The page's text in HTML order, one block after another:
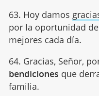
63. Hoy damos
por la oportunidad
mejores cada día.
64. Gracias, Señor,
bendiciones que
familia.